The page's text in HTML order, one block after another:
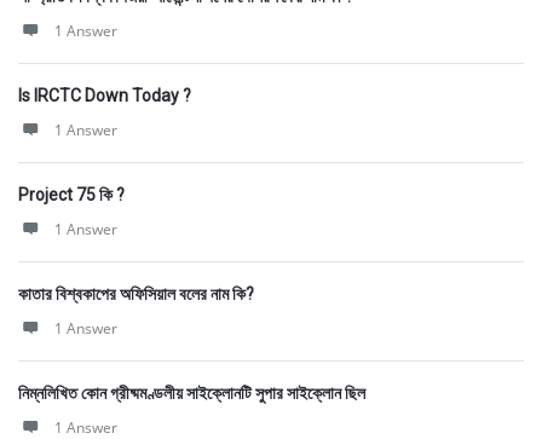
1 Answer
Is IRCTC Down Today ?
1 Answer
Project 75 কি ?
1 Answer
কাতার বিশ্বকাপের অফিসিয়াল বলের নাম কি?
1 Answer
নিম্নলিখিত কোন গ্রীষ্মমণ্ডলীয় সাইক্লোনটি সুপার সাইক্লোন ছিল
1 Answer